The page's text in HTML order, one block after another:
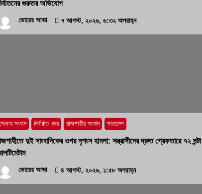
৫
১৭ জুলাই, ২০২৬, ৮:০৬ অপরাহ্ন
গুরুতর অভিযোগ
ভোরের আভা ৭ আগস্ট, ২০২৬, ৬:৩২ অপরাহ্ন
সংবাদ নির্বাচিত খবর রাজশাহীর সংবাদ সারাদেশ
দুই সাংবাদিকের ওপর নৃশংস হামলা: সন্ত্রাসীদের দ্রুত গ্রেফতারে ৭২ ঘন্টা
ভোরের আভা ৪ আগস্ট, ২০২৬, ১:৫৮ অপরাহ্ন